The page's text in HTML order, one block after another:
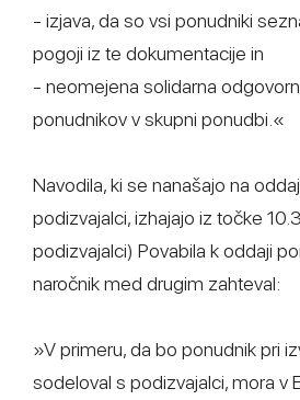
- izjava, da so vsi ponudniki
pogoji iz te dokumentacije in
- neomejena solidarna
ponudnikov v skupni ponudbi.«
Navodila, ki se nanašajo na
podizvajalci, izhajajo iz točke
podizvajalci) Povabila k oddaji
naročnik med drugim zahteval:
»V primeru, da bo ponudnik pri
sodeloval s podizvajalci, mora v